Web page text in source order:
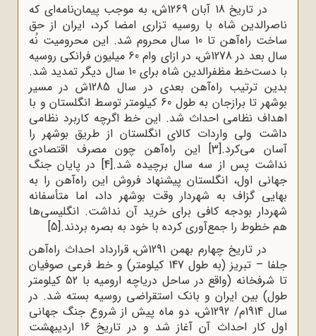
در تاریخ 18 آبان 1269ش، به موجب پیمان‌نامه‌ای که
ناصرالدین شاه با روسیه تزاری امضا کرد، ایران از حق
ساخت راه‌آهن تا 10 سال محروم شد. این محرومیت نُه
سال بعد در 1278ش، در ازای وام 60 میلیون فرانکی روسیه
با دست‌خط مظفرالدین شاه برای 10 سال دیگر تمدید شد.
بدین ترتیب راه‌آهن بعدی در سال 1285ش در مسیر
بوشهر تا برازجان به طول 60 کیلومتر توسط انگلستان و با
اهداف نظامی احداث شد. این خط اگرچه کاربرد نظامی
داشت ولی واردات کالای انگلستان از طریق بوشهر را
آسان می‌کرد.[3] این راه‌آهن چون مصرف اقتصادی
نداشت پس از سه سال برچیده شد.[4]
در پایان جنگ
جهانی اول، انگلستان پیشنهاد فروش این راه‌آهن را به
بهایی گزاف به شهردار وقت بوشهر داد، اما متأسفانه
شهردار بودجه کافی برای خرید آن نداشت. انگلیسی‌ها
هم خطوط را جمع‌آوری کرده با خود به بصره بردند.[5]
در تاریخ چهارم بهمن 1291ش، قرارداد احداث راه‌آهن
جلفا – تبریز (به طول 147 کیلومتر) و خط فرعی صوفیان
تا شرفخانه (واقع در ساحل دریاچه ارومیه با 52 کیلومتر
طول) بین ایران و بانک استقراضی روسیه بسته شد. در
سال 1914م/ 1292ش، دو ماه پیش از شروع جنگ جهانی
اول کار احداث آن آغاز شد و در تاریخ 16 اردیبهشت